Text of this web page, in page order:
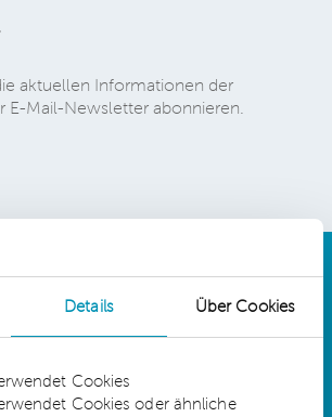
Details Über Cookies
Cookies
Cookies oder ähnliche
aktuellen Informationen der
E-Mail-Newsletter abonnieren.